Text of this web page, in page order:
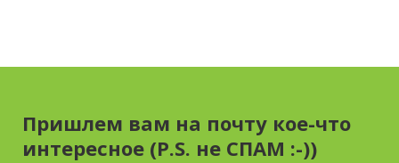
Пришлем вам на почту кое-что
интересное (P.S. не СПАМ :-))